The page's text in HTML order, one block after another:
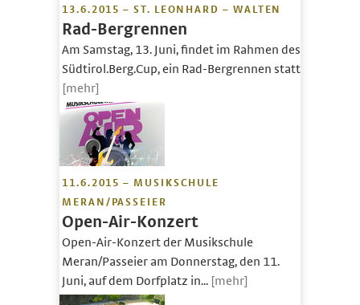
13.6.2015 – ST. LEONHARD – WALTEN
Rad-Bergrennen
Am Samstag, 13. Juni, findet im Rahmen des
Südtirol.Berg.Cup, ein Rad-Bergrennen statt.
[mehr]
11.6.2015 – MUSIKSCHULE
MERAN/PASSEIER
Open-Air-Konzert
Open-Air-Konzert der Musikschule
Meran/Passeier am Donnerstag, den 11.
Juni, auf dem Dorfplatz in... [mehr]